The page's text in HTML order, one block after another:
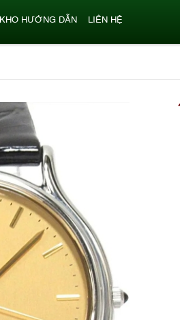
KHO HƯỚNG DẪN LIÊN HỆ